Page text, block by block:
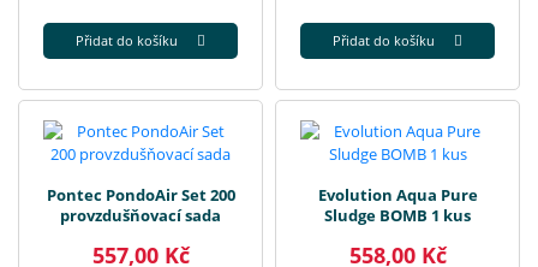
Přidat do košíku Přidat do košíku
Pontec PondoAir Set 200
provzdušňovací sada
557,00 Kč
Evolution Aqua Pure
Sludge BOMB 1 kus
558,00 Kč